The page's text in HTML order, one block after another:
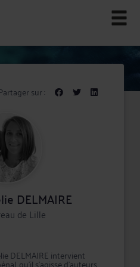
sur :
DELMAIRE
de Lille
DELMAIRE intervient
qu'il s'agisse d'auteurs